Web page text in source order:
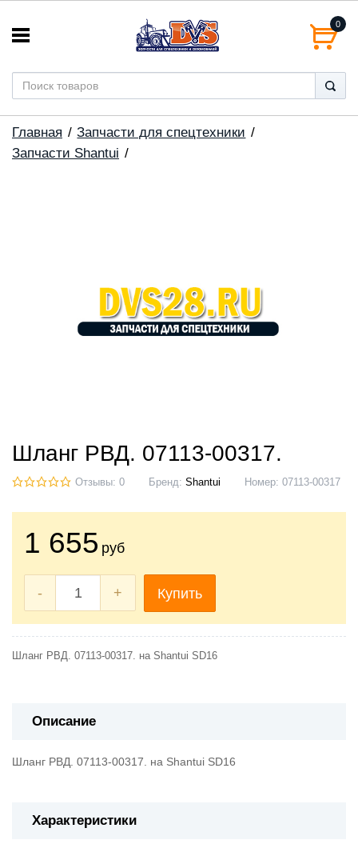
0
Главная
Запчасти для спецтехники
Запчасти Shantui
Шланг РВД. 07113-00317.
Отзывы: 0 Бренд: Shantui Номер: 07113-00317
1 655 руб
- + Купить
Шланг РВД. 07113-00317. на Shantui SD16
Описание
Шланг РВД. 07113-00317. на Shantui SD16
Характеристики